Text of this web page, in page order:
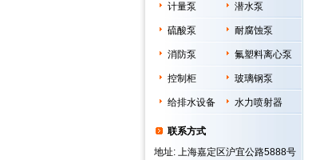
计量泵 潜水泵
硫酸泵 耐腐蚀泵
消防泵 氟塑料离心泵
控制柜 玻璃钢泵
给排水设备 水力喷射器
联系方式
地址: 上海嘉定区沪宜公路5888号